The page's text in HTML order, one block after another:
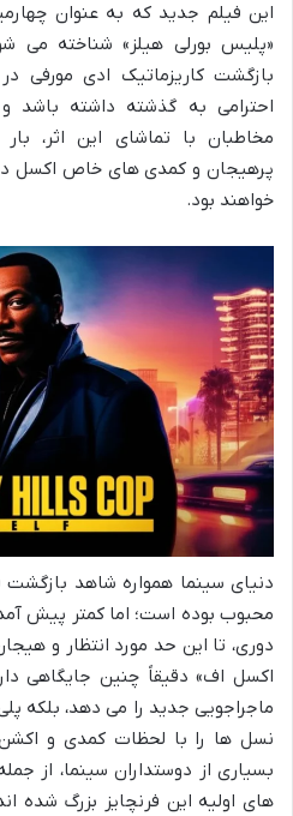
این فیلم جدید که به عنوان
«پلیس بورلی هیلز» شناخته می
بازگشت کاریزماتیک ادی مورفی
احترامی به گذشته داشته باشد
مخاطبان با تماشای این اثر،
پرهیجان و کمدی های خاص اکسل در
خواهند بود.
دنیای سینما همواره شاهد بازگشت
محبوب بوده است؛ اما کمتر پیش
دوری، تا این حد مورد انتظار و
اکسل اف» دقیقاً چنین جایگاهی
ماجراجویی جدید را می دهد، بلکه
نسل ها را با لحظات کمدی و
بسیاری از دوستداران سینما، از
های اولیه این فرنچایز بزرگ شده